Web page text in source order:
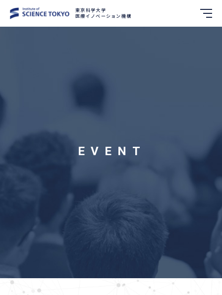
東京科学大学
医療イノベーション機構
EVENT